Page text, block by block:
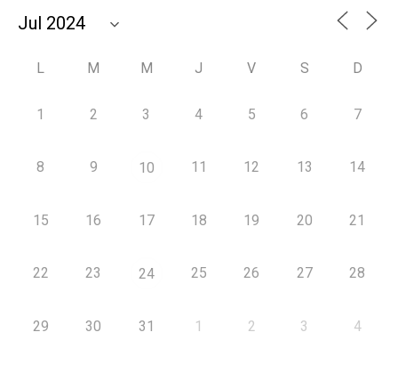
L M M J V S D
1 2 3 4 5 6 7
8 9 10 11 12 13 14
15 16 17 18 19 20 21
22 23 24 25 26 27 28
29 30 31 1 2 3 4